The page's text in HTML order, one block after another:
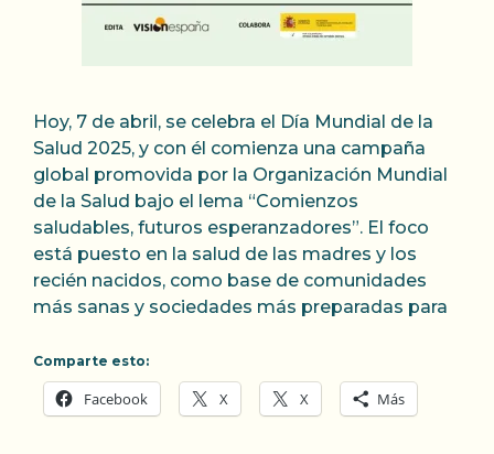
Hoy, 7 de abril, se celebra el Día Mundial de la
Salud 2025, y con él comienza una campaña
global promovida por la Organización Mundial
de la Salud bajo el lema “Comienzos
saludables, futuros esperanzadores”. El foco
está puesto en la salud de las madres y los
recién nacidos, como base de comunidades
más sanas y sociedades más preparadas para
Comparte esto:
Facebook X X Más